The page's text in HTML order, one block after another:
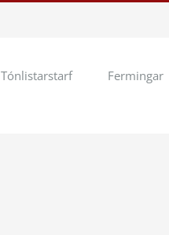
Tónlistarstarf Fermingar